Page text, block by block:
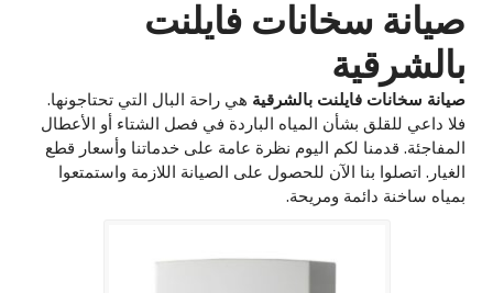
صيانة سخانات فايلنت
بالشرقية
صيانة سخانات فايلنت بالشرقية هي راحة البال التي تحتاجونها.
فلا داعي للقلق بشأن المياه الباردة في فصل الشتاء أو الأعطال
المفاجئة. قدمنا لكم اليوم نظرة عامة على خدماتنا وأسعار قطع
الغيار. اتصلوا بنا الآن للحصول على الصيانة اللازمة واستمتعوا
بمياه ساخنة دائمة ومريحة.